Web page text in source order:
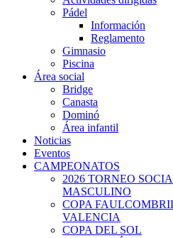
Pádel
Información
Reglamento
Gimnasio
Piscina
Área social
Bridge
Canasta
Dominó
Área infantil
Noticias
Eventos
CAMPEONATOS
2026 TORNEO
MASCULINO
COPA
VALENCIA
COPA DEL SOL